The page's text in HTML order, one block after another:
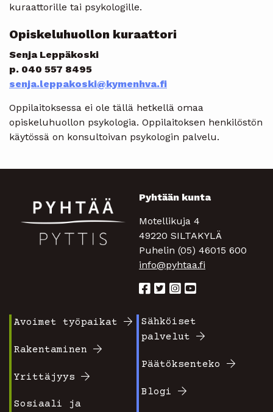
kuraattorille tai psykologille.
Opiskeluhuollon kuraattori
Senja Leppäkoski
p. 040 557 8495
senja.leppakoski@kymenhva.fi
Oppilaitoksessa ei ole tällä hetkellä omaa
opiskeluhuollon psykologia. Oppilaitoksen henkilöstön
käytössä on konsultoivan psykologin palvelu.
Pyhtään kunta
Motellikuja 4
49220 SILTAKYLÄ
Puhelin (05) 46015 600
info@pyhtaa.fi
valikko
1
Avoimet työpaikat
Rakentaminen
Yrittäjyys
Sosiaali ja
Footer
2
Sähköiset
palvelut
Päätöksenteko
Blogi